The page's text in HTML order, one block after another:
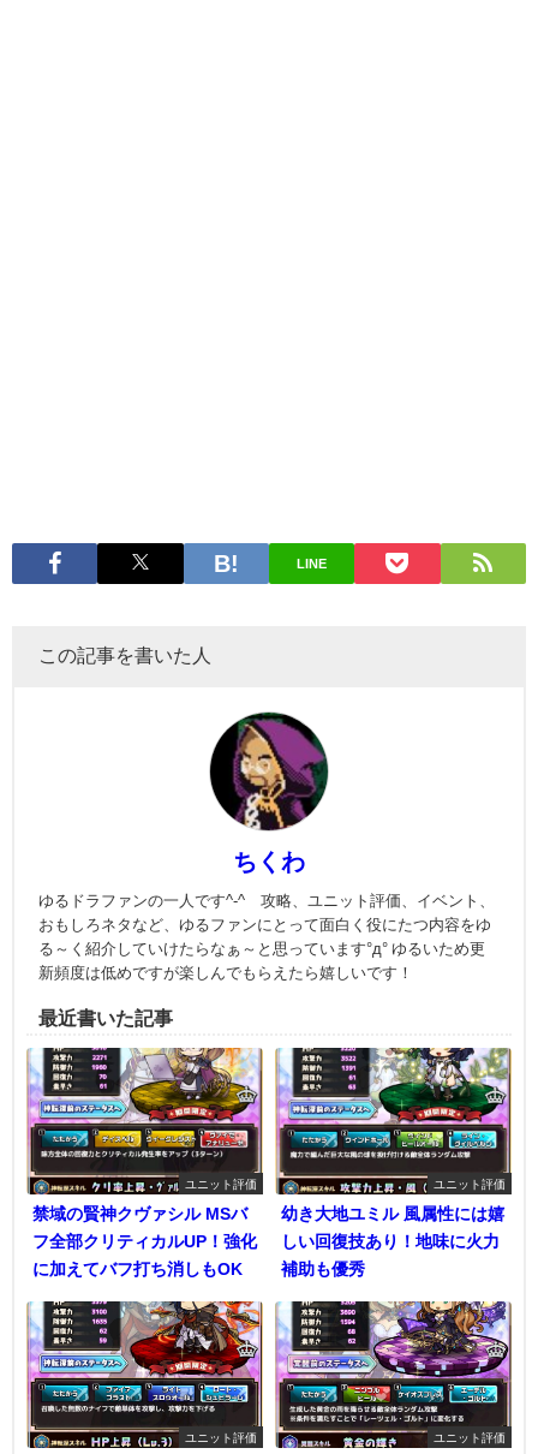
LINE
この記事を書いた人
ちくわ
ゆるドラファンの一人です^-^ 攻略、ユニット評価、イベント、
おもしろネタなど、ゆるファンにとって面白く役にたつ内容をゆ
る～く紹介していけたらなぁ～と思っています°д° ゆるいため更
新頻度は低めですが楽しんでもらえたら嬉しいです！
最近書いた記事
ユニット評価
禁域の賢神クヴァシル MSバ
フ全部クリティカルUP！強化
に加えてバフ打ち消しもOK
ユニット評価
幼き大地ユミル 風属性には嬉
しい回復技あり！地味に火力
補助も優秀
ユニット評価 ユニット評価